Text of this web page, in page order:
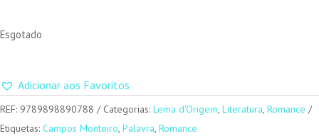
Esgotado
Adicionar aos Favoritos
REF: 9789898890788 Categorias: Lema d'Origem, Literatura, Romance
Etiquetas: Campos Monteiro, Palavra, Romance